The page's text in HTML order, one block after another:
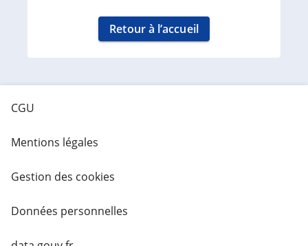
Retour à l’accueil
CGU
Mentions légales
Gestion des cookies
Données personnelles